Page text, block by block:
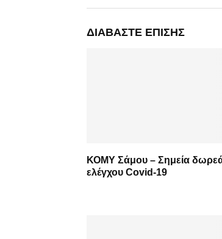
ΔΙΑΒΆΣΤΕ ΕΠΊΣΗΣ
ΚΟΜΥ Σάμου – Σημεία
ελέγχου Covid-19